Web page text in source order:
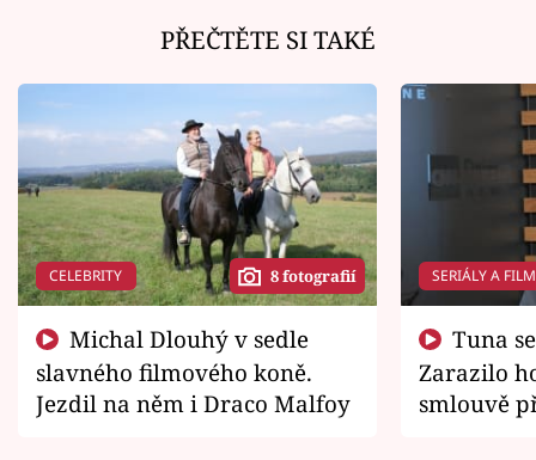
PŘEČTĚTE SI TAKÉ
CELEBRITY 8 fotografií
slavného filmového koně.
Jezdil na něm i Draco Malfoy
SERIÁLY A
Zarazilo
smlouvě